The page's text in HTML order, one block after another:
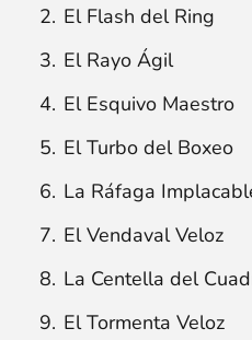
El Flash del Ring
El Rayo Ágil
El Esquivo Maestro
El Turbo del Boxeo
La Ráfaga
El Vendaval Veloz
La Centella del
El Tormenta Veloz